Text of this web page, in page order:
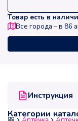
Инструкция
Категории
Товар есть в
Все города – в 86